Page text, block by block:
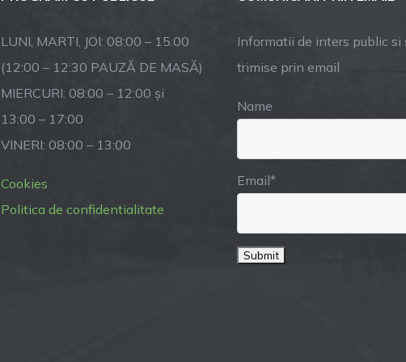
LUNI, MARTI, JOI: 08:00 – 15:00
(12:00 – 12:30 PAUZĂ DE MASĂ)
MIERCURI: 08:00 – 12:00 și
13:00 – 17:00
VINERI: 08:00 – 13:00
Cookies
Politica de confidentialitate
Informatii de inters public si
trimise prin email
Name
Email*